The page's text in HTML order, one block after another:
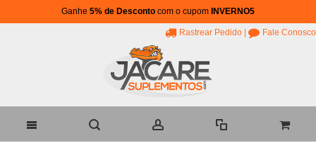
Ganhe 5% de Desconto com o cupom INVERNO5
Rastrear Pedido Fale Conosco